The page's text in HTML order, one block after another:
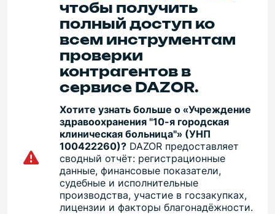
чтобы получить
полный доступ ко
всем инструментам
проверки
контрагентов в
сервисе DAZOR.
Хотите узнать больше о «Учреждение
здравоохранения "10-я городская
клиническая больница"» (УНП
100422260)? DAZOR предоставляет
сводный отчёт: регистрационные
данные, финансовые показатели,
судебные и исполнительные
производства, участие в госзакупках,
лицензии и факторы благонадёжности.